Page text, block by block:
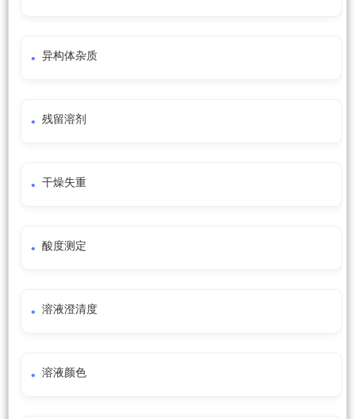
异构体杂质
残留溶剂
干燥失重
酸度测定
溶液澄清度
溶液颜色